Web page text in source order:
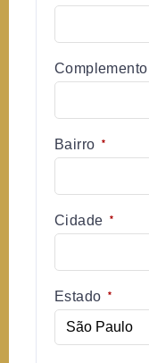
Complemento
Bairro *
Cidade *
Estado *